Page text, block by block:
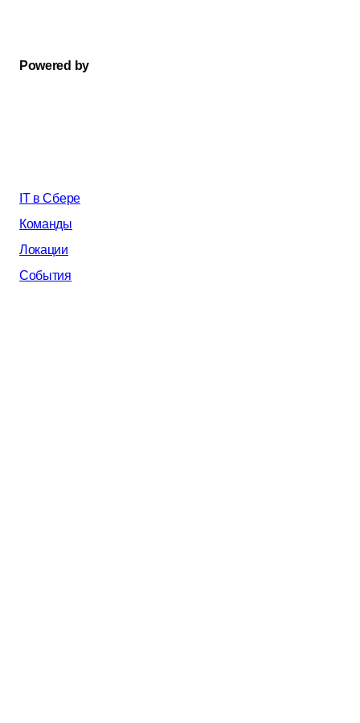
Powered by
IT в Сбере
Команды
Локации
События